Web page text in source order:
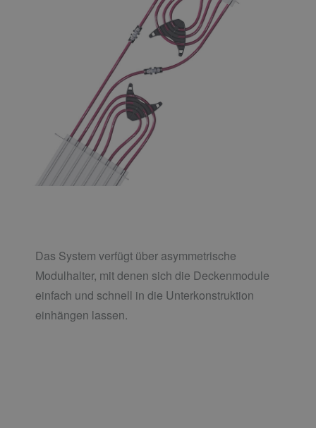
Das System verfügt über asymmetrische
Modulhalter, mit denen sich die Deckenmodule
einfach und schnell in die Unterkonstruktion
einhängen lassen.